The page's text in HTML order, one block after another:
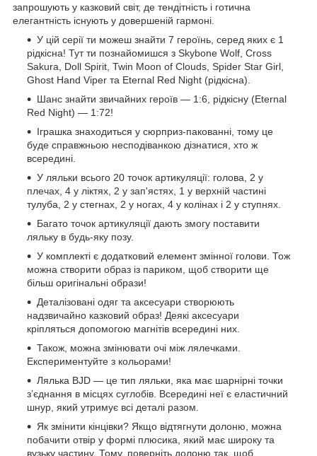
запрошують у казковий світ, де тендітність і готична
елегантність існують у довершеній гармоні.
У цій серії ти можеш знайти 7 героїнь, серед яких є 1
рідкісна! Тут ти познайомишся з Skybone Wolf, Cross
Sakura, Doll Spirit, Twin Moon of Clouds, Spider Star Girl,
Ghost Hand Viper та Eternal Red Night (рідкісна).
Шанс знайти звичайних героїв — 1:6, рідкісну (Eternal
Red Night) — 1:72!
Іграшка знаходиться у сюрприз-пакованні, тому це
буде справжньою несподіванкою дізнатися, хто ж
всередині.
У ляльки всього 20 точок артикуляції: голова, 2 у
плечах, 4 у ліктях, 2 у зап'ястях, 1 у верхній частині
тулуба, 2 у стегнах, 2 у ногах, 4 у колінах і 2 у ступнях.
Багато точок артикуляції дають змогу поставити
ляльку в будь-яку позу.
У комплекті є додатковий елемент змінної голови. Тож
можна створити образ із париком, щоб створити ще
більш оригінальні образи!
Деталізовані одяг та аксесуари створюють
надзвичайно казковий образ! Деякі аксесуари
кріпляться допомогою магнітів всередині них.
Також, можна змінювати очі між лялечками.
Експериментуйте з кольорами!
Лялька BJD — це тип ляльки, яка має шарнірні точки
з’єднання в місцях суглобів. Всередині неї є еластичний
шнур, який утримує всі деталі разом.
Як змінити кінцівки? Якщо відтягнути долоню, можна
побачити отвір у формі плюсика, який має широку та
вузьку частину. Тому, поверніть долоню так, щоб